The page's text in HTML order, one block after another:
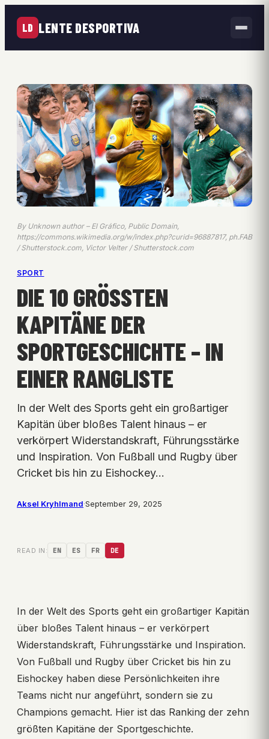
LD LENTE DESPORTIVA
By Unknown author – El Gráfico, Public Domain,
https://commons.wikimedia.org/w/index.php?curid=96887817, ph.FAB
/ Shutterstock.com, Victor Velter / Shutterstock.com
SPORT
DIE 10 GRÖSSTEN K
APITÄNE DER S
PORTGESCHICHTE – IN E
INER RANGLISTE
In der Welt des Sports geht ein großartiger
Kapitän über bloßes Talent hinaus – er
verkörpert Widerstandskraft, Führungsstärke
und Inspiration. Von Fußball und Rugby über
Cricket bis hin zu Eishockey…
Aksel Kryhlmand·September 29, 2025
READ IN: EN ES FR DE
In der Welt des Sports geht ein großartiger Kapitän
über bloßes Talent hinaus – er verkörpert
Widerstandskraft, Führungsstärke und Inspiration.
Von Fußball und Rugby über Cricket bis hin zu
Eishockey haben diese Persönlichkeiten ihre
Teams nicht nur angeführt, sondern sie zu
Champions gemacht. Hier ist das Ranking der zehn
größten Kapitäne der Sportgeschichte.